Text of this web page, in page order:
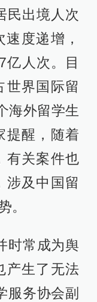
民出境人次
度递增，
亿人次。目
世界国际留
海外留学生
提醒，随着
有关案件也
涉及中国留
。
时常成为舆
产生了无法
服务协会副